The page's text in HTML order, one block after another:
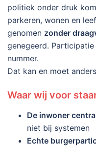
politiek onder druk
parkeren, wonen en
genomen zonder
genegeerd.
nummer.
Dat kan en moet
Waar wij voor
De inwoner
niet bij systemen
Echte